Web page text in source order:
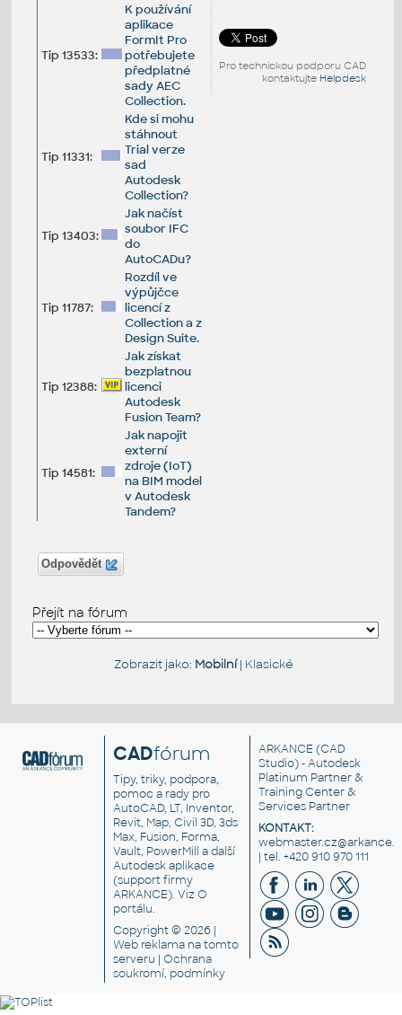
Pro technickou podporu CAD
kontaktujte Helpdesk
Tip 13533:
K používání
aplikace
FormIt Pro
potřebujete
předplatné
sady AEC
Collection.
Tip 11331:
Kde si mohu
stáhnout
Trial verze
sad
Autodesk
Collection?
Tip 13403:
Jak načíst
soubor IFC
do
AutoCADu?
Tip 11787:
Rozdíl ve
výpůjčce
licencí z
Collection a z
Design Suite.
Tip 12388:
Jak získat
bezplatnou
licenci
Autodesk
Fusion Team?
Tip 14581:
Jak napojit
externí
zdroje (IoT)
na BIM model
v Autodesk
Tandem?
Odpovědět
Přejít na fórum
Zobrazit jako: Mobilní| Klasické
CADfórum
Tipy, triky, podpora,
pomoc a rady pro
AutoCAD, LT, Inventor,
Revit, Map, Civil 3D, 3ds
Max, Fusion, Forma,
Vault, PowerMill a další
Autodesk aplikace
(support firmy
ARKANCE). VizO
portálu.
Copyright © 2026 |
Web reklama na tomto
serveru |Ochrana
soukromí, podmínky
ARKANCE (CAD
Studio) - Autodesk
Platinum Partner &
Training Center &
Services Partner
KONTAKT:
| tel. +420 910 970 111